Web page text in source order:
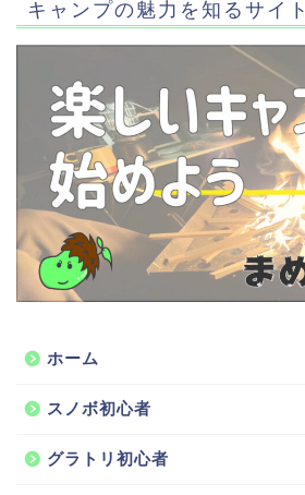
キャンプの魅力を知るサイト
ホーム
スノボ初心者
グラトリ初心者